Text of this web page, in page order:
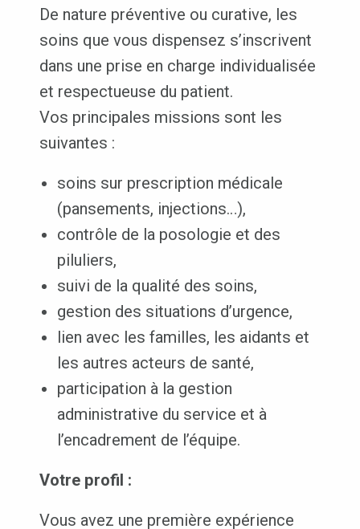
De nature préventive ou curative, les
soins que vous dispensez s’inscrivent
dans une prise en charge individualisée
et respectueuse du patient.
Vos principales missions sont les
suivantes :
soins sur prescription médicale
(pansements, injections…),
contrôle de la posologie et des
piluliers,
suivi de la qualité des soins,
gestion des situations d’urgence,
lien avec les familles, les aidants et
les autres acteurs de santé,
participation à la gestion
administrative du service et à
l’encadrement de l’équipe.
Votre profil :
Vous avez une première expérience